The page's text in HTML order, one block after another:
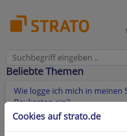
Beliebte Themen
Wie logge ich mich in meinen
Baukasten ein?
Unsere Empfehlungen für
Cookies auf strato.de